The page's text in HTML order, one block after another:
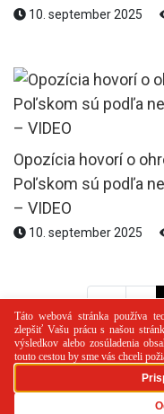
10. september 2025
Opozícia hovorí o
Poľskom sú podľa
– VIDEO
10. september 2025
<< <